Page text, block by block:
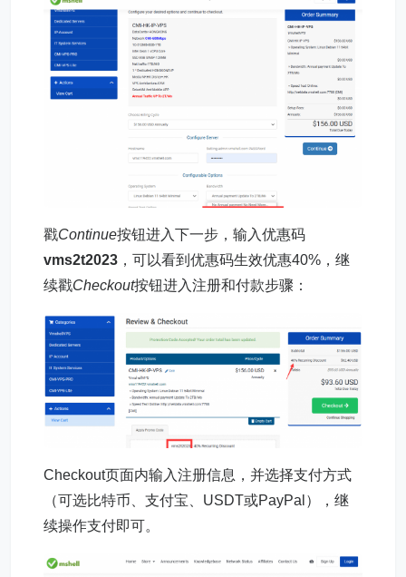
戳Continue按钮进入下一步，输入优惠码
vms2t2023 ，可以看到优惠码生效优惠40%，继
续戳Checkout按钮进入注册和付款步骤：
Checkout页面内输入注册信息，并选择支付方式
（可选比特币、支付宝、USDT或PayPal），继
续操作支付即可。